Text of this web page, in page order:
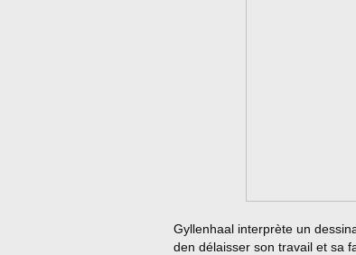
Gyllenhaal interprète un
den délaisser son travail et sa